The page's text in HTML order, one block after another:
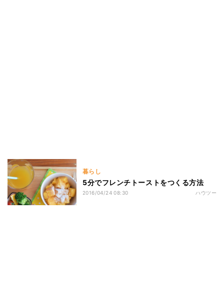
暮らし
5分でフレンチトーストをつくる方法
2016/04/24 08:30 ハウツー